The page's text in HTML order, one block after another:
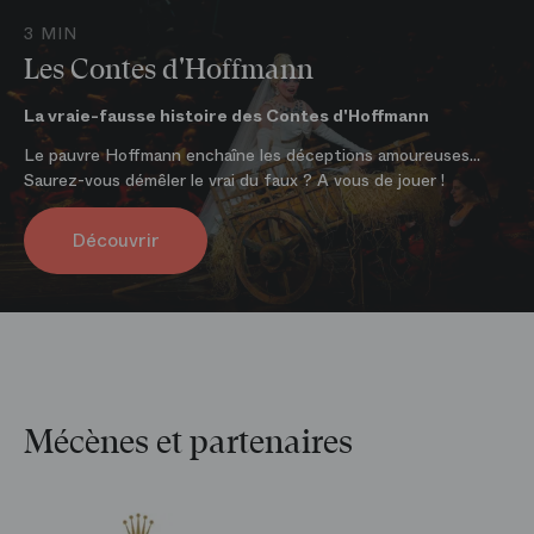
En ligne
Sur boutique.operadeparis.fr
3 MIN
Les Contes d'Hoffmann
La vraie-fausse histoire des Contes d'Hoffmann
Le pauvre Hoffmann enchaîne les déceptions amoureuses...
Saurez-vous démêler le vrai du faux ? A vous de jouer !
Découvrir
Mécènes et partenaires